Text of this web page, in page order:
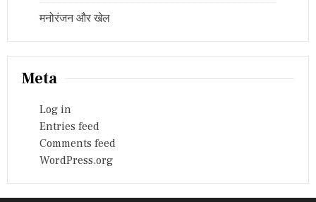
मनोरंजन और खेल
Meta
Log in
Entries feed
Comments feed
WordPress.org